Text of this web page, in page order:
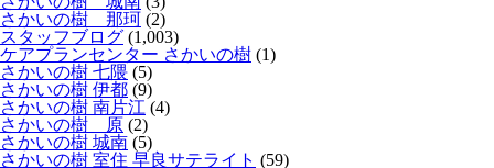
さかいの樹 那珂 (2)
スタッフブログ (1,003)
ケアプランセンター さかいの樹 (1)
さかいの樹 七隈 (5)
さかいの樹 伊都 (9)
さかいの樹 南片江 (4)
さかいの樹 原 (2)
さかいの樹 城南 (5)
さかいの樹 室住 早良サテライト (59)